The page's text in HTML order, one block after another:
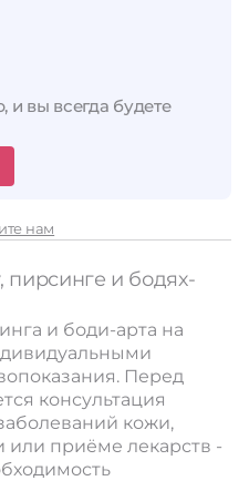
вы всегда будете
нам
пирсинге и бодях-
и боди-арта на
Перед
консультация
кожи,
или приёме лекарств -